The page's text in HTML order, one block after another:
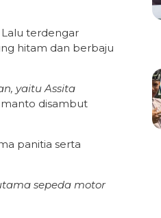
terdengar
hitam dan berbaju
yaitu Assita
disambut
panitia serta
sepeda motor